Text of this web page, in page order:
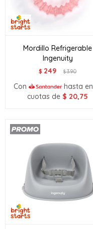
Mordillo Refrigerable
Ingenuity
$ 249 $390
Con hasta en
cuotas de $ 20,75